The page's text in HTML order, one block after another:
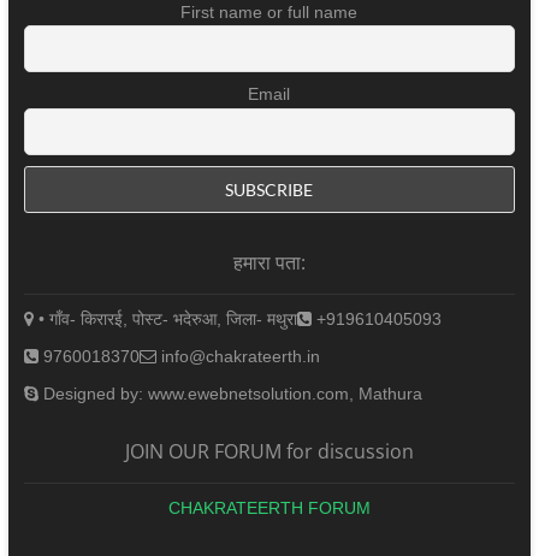
First name or full name
Email
हमारा पता:
• गाँव- किरारई, पोस्ट- भदेरुआ, जिला- मथुरा
+919610405093
9760018370
info@chakrateerth.in
Designed by: www.ewebnetsolution.com, Mathura
JOIN OUR FORUM for discussion
CHAKRATEERTH FORUM